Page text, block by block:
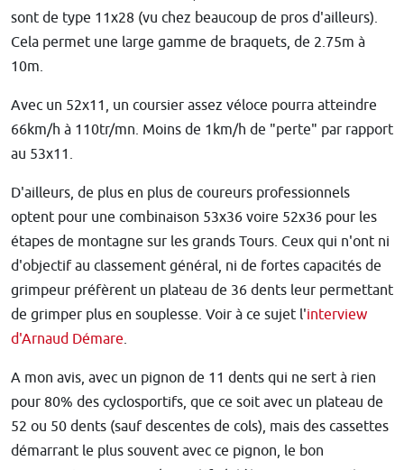
sont de type 11x28 (vu chez beaucoup de pros d'ailleurs).
Cela permet une large gamme de braquets, de 2.75m à
10m.
Avec un 52x11, un coursier assez véloce pourra atteindre
66km/h à 110tr/mn. Moins de 1km/h de "perte" par rapport
au 53x11.
D'ailleurs, de plus en plus de coureurs professionnels
optent pour une combinaison 53x36 voire 52x36 pour les
étapes de montagne sur les grands Tours. Ceux qui n'ont ni
d'objectif au classement général, ni de fortes capacités de
grimpeur préfèrent un plateau de 36 dents leur permettant
de grimper plus en souplesse. Voir à ce sujet l'interview
d'Arnaud Démare.
A mon avis, avec un pignon de 11 dents qui ne sert à rien
pour 80% des cyclosportifs, que ce soit avec un plateau de
52 ou 50 dents (sauf descentes de cols), mais des cassettes
démarrant le plus souvent avec ce pignon, le bon